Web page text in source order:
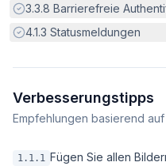
Erfüllt:
3.3.8 Barrierefreie
Erfüllt:
4.1.3 Statusmeldungen
Verbesserungstipps
Empfehlungen basierend
1.1.1 Fügen Sie allen